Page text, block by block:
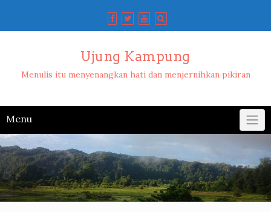
content
Ujung Kampung
Menulis itu menyenangkan hati dan menjernihkan pikiran
Menu